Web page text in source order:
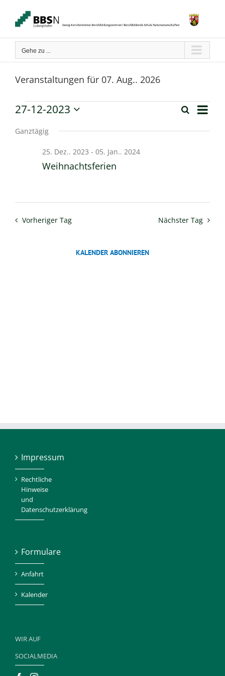
springen
Gehe zu ...
Veranstaltungen für 07. Aug.. 2026
Veranstaltungen
für
Suche
Tag
27-12-2023
wählen.
Ganztägig
Weihnachtsferien
25. Dez.. 2023 - 05. Jan.. 2024
Vorheriger Tag Nächster Tag
KALENDER ABONNIEREN
Impressum
Rechtliche
Hinweise
und
Datenschutzerklärung
Formulare
Anfahrt
Kalender
WIR AUF
SOCIALMEDIA